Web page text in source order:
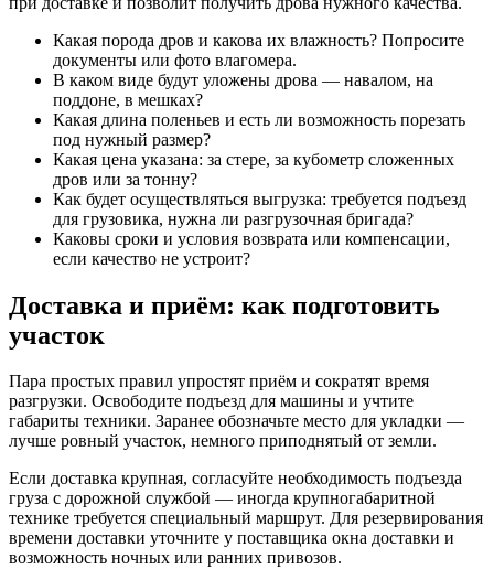
Какая порода дров и какова их влажность? Попросите
документы или фото влагомера.
В каком виде будут уложены дрова — навалом, на
поддоне, в мешках?
Какая длина поленьев и есть ли возможность порезать
под нужный размер?
Какая цена указана: за стере, за кубометр сложенных
дров или за тонну?
Как будет осуществляться выгрузка: требуется подъезд
для грузовика, нужна ли разгрузочная бригада?
Каковы сроки и условия возврата или компенсации,
если качество не устроит?
Доставка и приём: как подготовить
участок
Пара простых правил упростят приём и сократят время
разгрузки. Освободите подъезд для машины и учтите
габариты техники. Заранее обозначьте место для укладки —
лучше ровный участок, немного приподнятый от земли.
Если доставка крупная, согласуйте необходимость подъезда
груза с дорожной службой — иногда крупногабаритной
технике требуется специальный маршрут. Для резервирования
времени доставки уточните у поставщика окна доставки и
возможность ночных или ранних привозов.